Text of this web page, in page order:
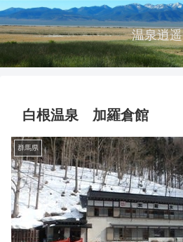
温泉逍遥
白根温泉 加羅倉館
群馬県